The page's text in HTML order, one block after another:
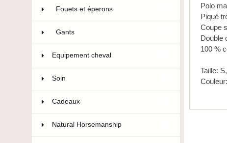
Fouets et éperons
Gants
Equipement cheval
Soin
Cadeaux
Natural Horsemanship
Polo
Piqué
Coupe
Double
100 %
Taille: